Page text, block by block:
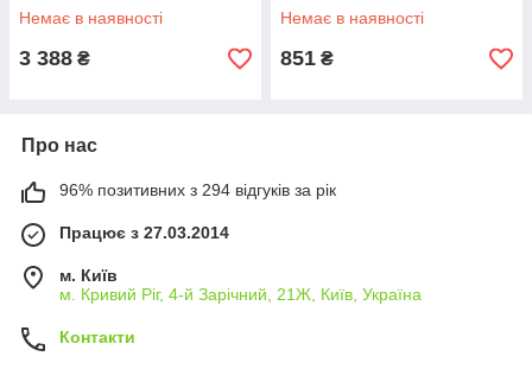
Немає в наявності
3 388 ₴
Немає в наявності
851 ₴
Про нас
96% позитивних з 294 відгуків за рік
Працює з 27.03.2014
м. Київ
м. Кривий Ріг, 4-й Зарічний, 21Ж, Київ, Україна
Контакти